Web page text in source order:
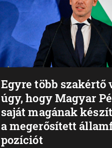
Egyre több szakértő
úgy, hogy Magyar
saját magának
a megerősített
pozíciót